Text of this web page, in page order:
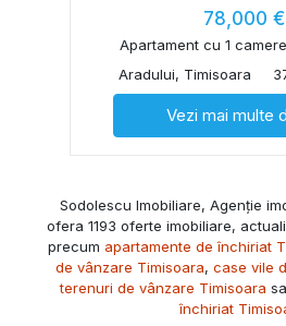
78,000 €
Apartament cu 1
Aradului, Timisoara
Vezi mai multe
Sodolescu Imobiliare, Agenție
ofera 1193 oferte imobiliare,
precum apartamente de închiriat
de vânzare Timisoara, case vile
terenuri de vânzare Timisoara
închiriat